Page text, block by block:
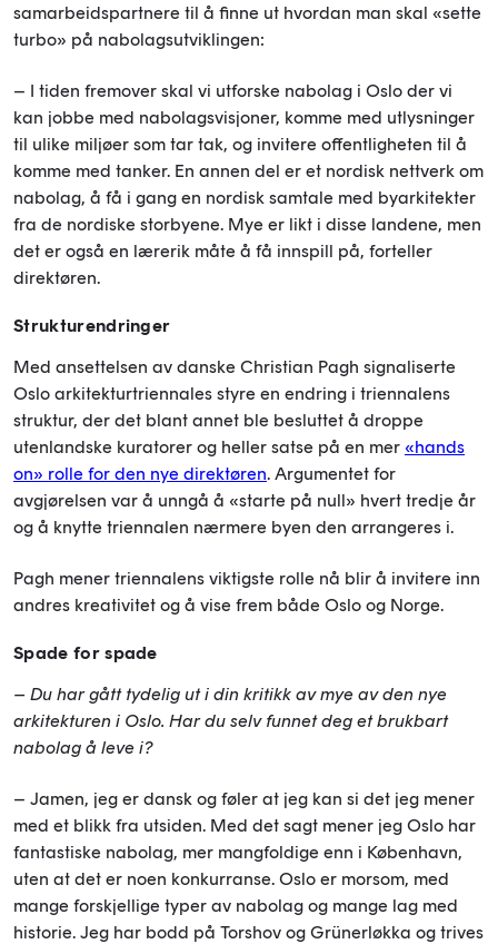
samarbeidspartnere til å finne ut hvordan man skal «sette
turbo» på nabolagsutviklingen:
– I tiden fremover skal vi utforske nabolag i Oslo der vi
kan jobbe med nabolagsvisjoner, komme med utlysninger
til ulike miljøer som tar tak, og invitere offentligheten til å
komme med tanker. En annen del er et nordisk nettverk om
nabolag, å få i gang en nordisk samtale med byarkitekter
fra de nordiske storbyene. Mye er likt i disse landene, men
det er også en lærerik måte å få innspill på, forteller
direktøren.
Strukturendringer
Med ansettelsen av danske Christian Pagh signaliserte
Oslo arkitekturtriennales styre en endring i triennalens
struktur, der det blant annet ble besluttet å droppe
utenlandske kuratorer og heller satse på en mer «hands
on» rolle for den nye direktøren. Argumentet for
avgjørelsen var å unngå å «starte på null» hvert tredje år
og å knytte triennalen nærmere byen den arrangeres i.
Pagh mener triennalens viktigste rolle nå blir å invitere inn
andres kreativitet og å vise frem både Oslo og Norge.
Spade for spade
– Du har gått tydelig ut i din kritikk av mye av den nye
arkitekturen i Oslo. Har du selv funnet deg et brukbart
nabolag å leve i?
– Jamen, jeg er dansk og føler at jeg kan si det jeg mener
med et blikk fra utsiden. Med det sagt mener jeg Oslo har
fantastiske nabolag, mer mangfoldige enn i København,
uten at det er noen konkurranse. Oslo er morsom, med
mange forskjellige typer av nabolag og mange lag med
historie. Jeg har bodd på Torshov og Grünerløkka og trives